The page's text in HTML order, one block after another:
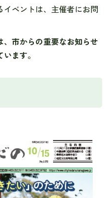
イベントは、主催者にお問
市からの重要なお知らせ
ます。